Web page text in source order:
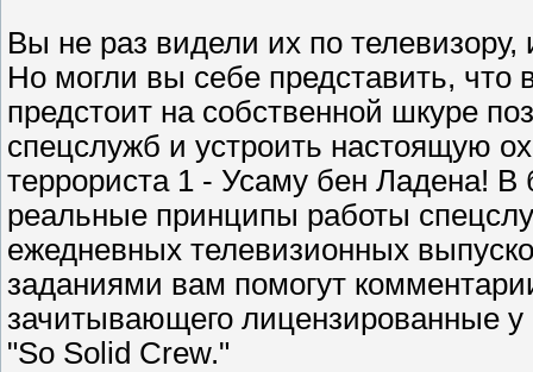
Вы не раз видели их по
Но могли вы себе представить,
предстоит на собственной шкуре
спецслужб и устроить настоящую
террориста 1 - Усаму бен Ладена! В
реальные принципы работы
ежедневных телевизионных
заданиями вам помогут
зачитывающего лицензированные
"So Solid Crew."